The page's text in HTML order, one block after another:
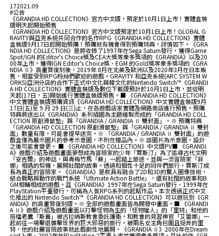
172021.09
#公告
《GRANDIA HD COLLECTION》官方中文版，預定於10月1日上市！實體盒裝
版明天起開始預售
《GRANDIA HD COLLECTION》官方中文版預定於10月1日上市！GLOBAL G
RAVITY與亞克系統共同合作的名作RPG《GRANDIA HD COLLECTION》實體
盒裝版9月17日起開始預購！預購就有機會得到預購特典，詳情如下。《GRA
NDIA HD COLLECTION》是將收錄了1997年在Sega Saturn發行，獲得Game
Spot/IGN 的Editor's Choice獎及CEA大獎等衆多獎項的《GRANDIA》以及20
00年上市，獲得IGN Editor's Choice獎、EGM 的Gold獎等衆多獎項的《GRA
NDIA Ⅱ》高畫質復刻後，2019年 8月在北美及歐洲以及2020年3月在日本販
售，相當受到RPG粉絲們歡迎的遊戲。GRAVITY 和亞克系統(ARC SYSTEM W
ORKS)亞洲分店的合作下正式中文化與韓文化的Nintendo Switch™《GRANDI
A HD COLLECTION》實體盒裝版及數位下載版預計於10月1日上市，並從明
天起(17日，五)開始進行實體盒裝版預售。■ 《GRANDIA HD COLLECTION》
中文實體盒裝版預購資訊《GRANDIA HD COLLECTION》中文實體盒裝版9月
17日(五)至 9 月 29 日(三)止，在各遊戲店家實體及網路商店進行預售。預購
特典將送出以《GRANDIA》系列插圖為主題繪製而成的「GRANDIA HD COLL
ECTION 原創滑鼠墊」與「GRANDIA / GRANDIA Ⅱ 雙封面」。※ 預購特典
「GRANDIA HD COLLECTION 原創滑鼠墊」與「GRANDIA / GRANDIA Ⅱ 雙封
面」數量有限，可能會提早送完。※ 「GRANDIA / GRANDIA Ⅱ 雙封面」的遊
戲盒僅為展示圖片的參考示意圖，不附在贈品內。※ 該圖片為示意圖，設計
之後可能會變更。 ■ 《GRANDIA HD COLLECTION》中文版PV■ 《GRANDI
A》遊戲介紹及遊戲畫面夢想成為冒險家的少年「賈斯汀」為了追尋古代文明
「安吉爾」的神話，與青梅竹馬「蘇」一起踏上旅途。並與一流冒險家「菲
娜」相遇的契機，展開壯闊的故事。透過和個性十足的同伴們旅行，賈斯汀成
長為真正的冒險家。《GRANDIA》是款具有融合了2D和3D的驚人圖像技術，
結合戰略與動作的戰鬥系統「Ultimate Action Battle」，還有壯闊的故事和B
GM相輔相成的遊戲。且《GRANDIA》1997年在Sega Saturn發行、1999年在
PlayStation平臺發行，可稱為人氣RPG系列的起點作品。本次透過正式中文
化推出的 Nintendo Switch™《GRANDIA HD COLLECTION》可以遊玩到《GR
ANDIA》的高畫質復刻版。※ 全部的遊戲畫面皆為開發中畫面。■ 《GRANDI
A Ⅱ》遊戲介紹及遊戲畫面以打擊怪物為生的「怪物獵人」的「里特」和他的
搭檔老鷹「斯蓋」被古拉納斯教會委託護衛，和教會的見習神官「艾蕾娜」一
起前往一場擊退襲擊世界的巨大邪惡的旅行。被兩名女主角包圍且捉弄的里
特，他的壯麗冒險故事就此戲劇性地展開。《GRANDIA Ⅱ》2000年在Dream